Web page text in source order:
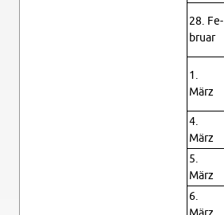
28. Fe­
bru­ar
1.
März
4.
März
5.
März
6.